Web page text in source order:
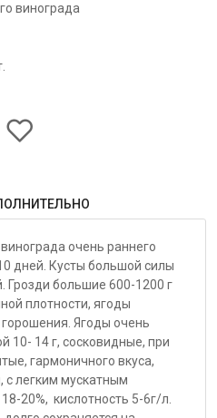
винограда
очень раннего
дней. Кусты большой силы
Грозди большие 600-1200 г
плотности, ягоды
Ягоды очень
10- 14 г, сосковидные, при
гармоничного вкуса,
с легким мускатным
20%, кислотность 5-6г/л.